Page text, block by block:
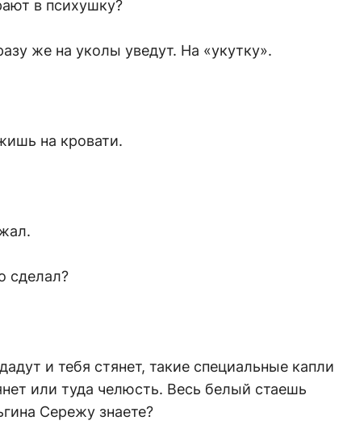
в психушку?
же на уколы уведут. На «укутку».
на кровати.
сделал?
и тебя стянет, такие специальные капли
или туда челюсть. Весь белый стаешь
Сережу знаете?